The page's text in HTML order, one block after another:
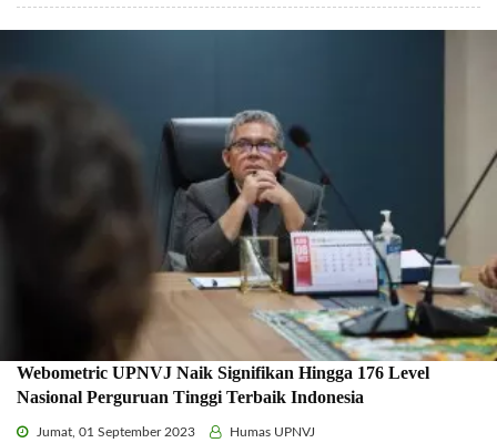
Webometric UPNVJ Naik Signifikan Hingga 176 Level
Nasional Perguruan Tinggi Terbaik Indonesia
Jumat, 01 September 2023 Humas UPNVJ